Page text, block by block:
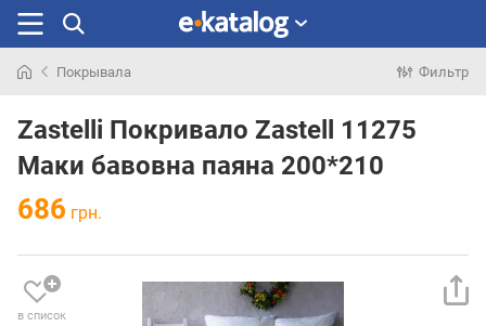
раньше
Покрывала Фильтр
Zastelli Покривало Zastell 11275
Маки бавовна паяна 200*210
686 грн.
в список